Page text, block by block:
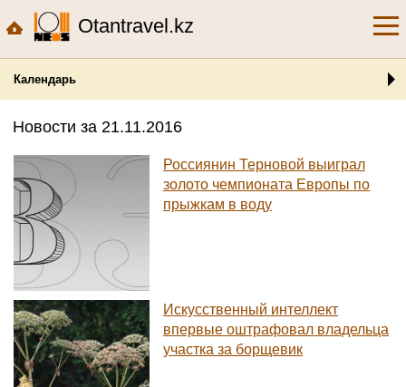
Otantravel.kz
Календарь
Новости за 21.11.2016
Россиянин Терновой выиграл
золото чемпионата Европы по
прыжкам в воду
Искусственный интеллект
впервые оштрафовал владельца
участка за борщевик